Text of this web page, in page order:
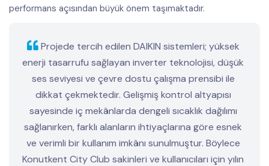
performans açısından büyük önem taşımaktadır.
Projede tercih edilen DAIKIN sistemleri; yüksek
enerji tasarrufu sağlayan inverter teknolojisi, düşük
ses seviyesi ve çevre dostu çalışma prensibi ile
dikkat çekmektedir. Gelişmiş kontrol altyapısı
sayesinde iç mekânlarda dengeli sıcaklık dağılımı
sağlanırken, farklı alanların ihtiyaçlarına göre esnek
ve verimli bir kullanım imkânı sunulmuştur. Böylece
Konutkent City Club sakinleri ve kullanıcıları için yılın